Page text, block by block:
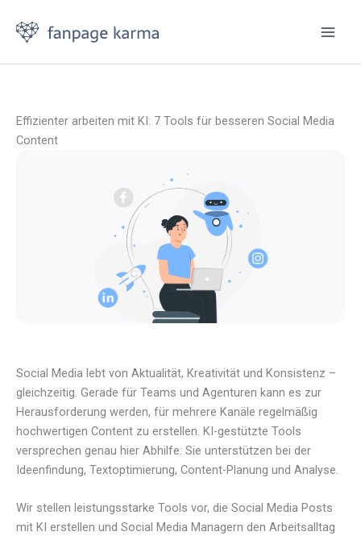
Inhalt
springen
Effizienter arbeiten mit KI: 7 Tools für besseren Social Media
Content
Social Media lebt von Aktualität, Kreativität und Konsistenz –
gleichzeitig. Gerade für Teams und Agenturen kann es zur
Herausforderung werden, für mehrere Kanäle regelmäßig
hochwertigen Content zu erstellen. KI-gestützte Tools
versprechen genau hier Abhilfe: Sie unterstützen bei der
Ideenfindung, Textoptimierung, Content-Planung und Analyse.
Wir stellen leistungsstarke Tools vor, die Social Media Posts
mit KI erstellen und Social Media Managern den Arbeitsalltag